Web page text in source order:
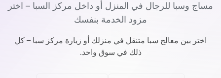
مساج وسبا للرجال في المنزل أو داخل مركز السبا – اختر
مزود الخدمة بنفسك
اختر بين معالج سبا متنقل في منزلك أو زيارة مركز سبا – كل
ذلك في سوق واحد.